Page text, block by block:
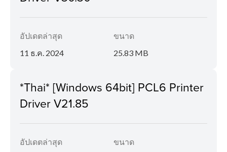
อัปเดตล่าสุด
11 ธ.ค. 2024
ขนาด
25.83 MB
*Thai* [Windows 64bit] PCL6 Printer
Driver V21.85
อัปเดตล่าสุด
ขนาด